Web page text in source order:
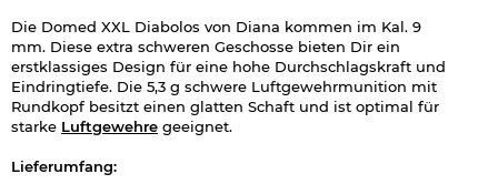
Die Domed XXL Diabolos von Diana kommen im Kal. 9
mm. Diese extra schweren Geschosse bieten Dir ein
erstklassiges Design für eine hohe Durchschlagskraft und
Eindringtiefe. Die 5,3 g schwere Luftgewehrmunition mit
Rundkopf besitzt einen glatten Schaft und ist optimal für
starke Luftgewehre geeignet.
Lieferumfang: